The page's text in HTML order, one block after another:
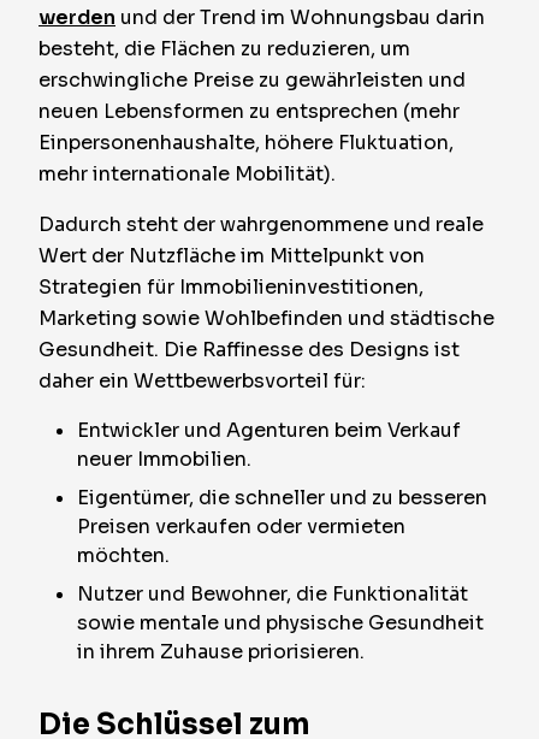
werden und der Trend im Wohnungsbau darin
besteht, die Flächen zu reduzieren, um
erschwingliche Preise zu gewährleisten und
neuen Lebensformen zu entsprechen (mehr
Einpersonenhaushalte, höhere Fluktuation,
mehr internationale Mobilität).
Dadurch steht der wahrgenommene und reale
Wert der Nutzfläche im Mittelpunkt von
Strategien für Immobilieninvestitionen,
Marketing sowie Wohlbefinden und städtische
Gesundheit. Die Raffinesse des Designs ist
daher ein Wettbewerbsvorteil für:
Entwickler und Agenturen beim Verkauf
neuer Immobilien.
Eigentümer, die schneller und zu besseren
Preisen verkaufen oder vermieten
möchten.
Nutzer und Bewohner, die Funktionalität
sowie mentale und physische Gesundheit
in ihrem Zuhause priorisieren.
Die Schlüssel zum